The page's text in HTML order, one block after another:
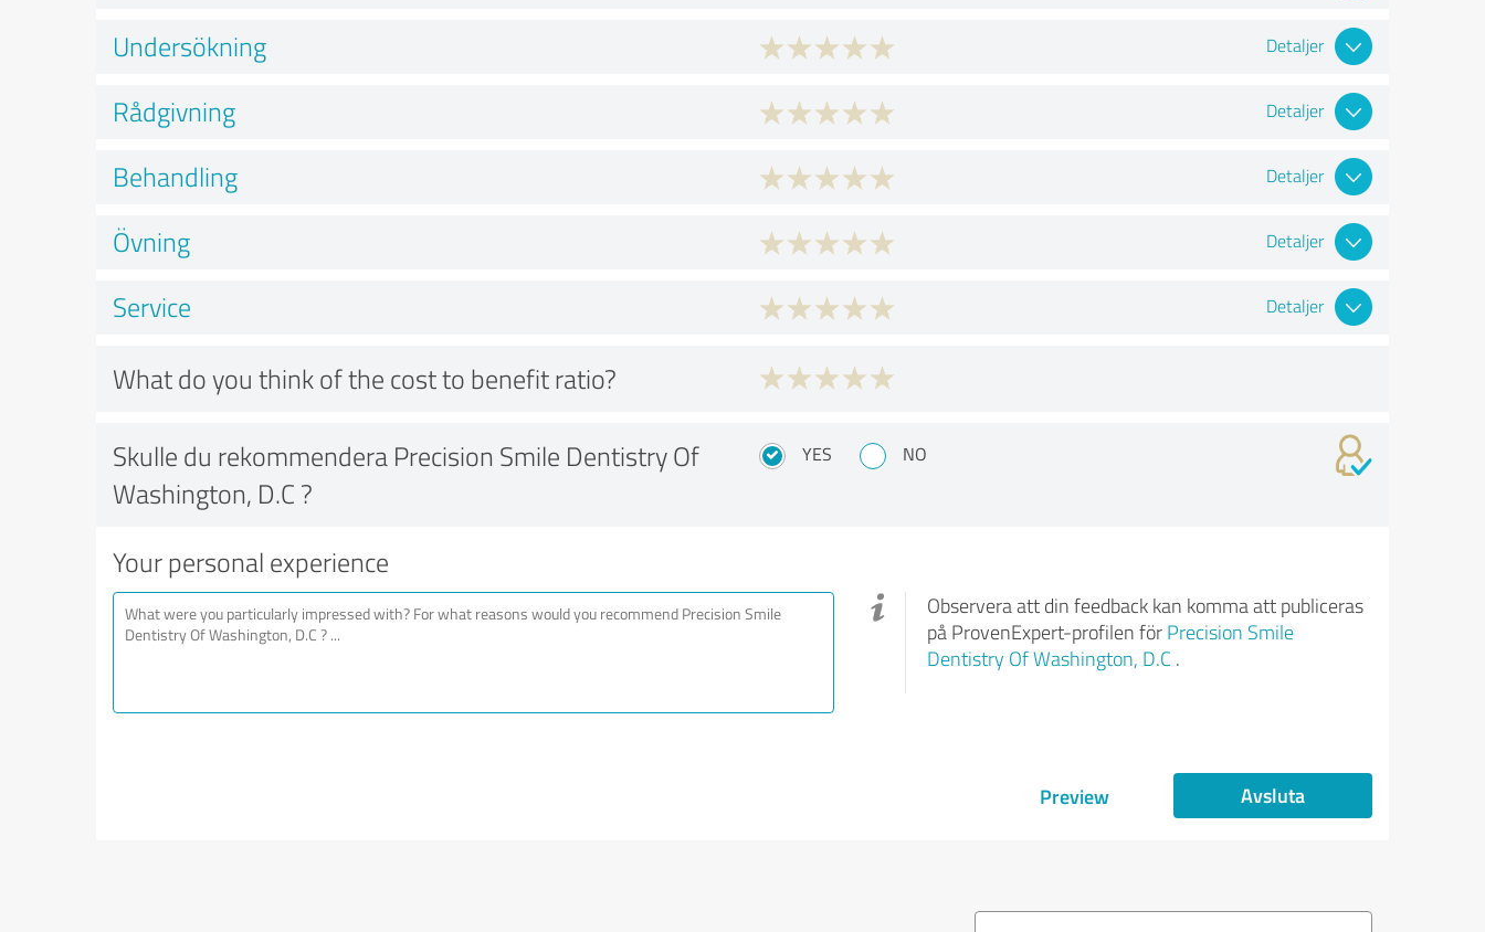
Undersökning Detaljer
Rådgivning Detaljer
Behandling Detaljer
Övning Detaljer
Service Detaljer
What do you think of the cost to benefit ratio?
Skulle du rekommendera Precision Smile Dentistry Of
Washington, D.C ?
YES NO
Your personal experience
Observera att din feedback kan komma att publiceras
på ProvenExpert-profilen för Precision Smile
Dentistry Of Washington, D.C .
Preview Avsluta